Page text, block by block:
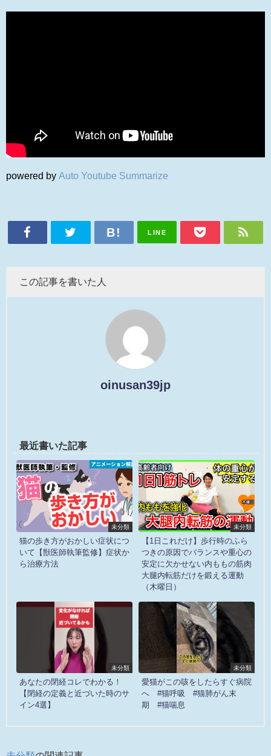
powered by Auto Youtube Summarize
LINE
この記事を書いた人
oinusan39jp
最近書いた記事
未分類
猫の歩き方がおかしい症状につ
いて【獣医師執筆監修】症状か
ら治療方法
未分類
【1日これだけ】歩行時のふら
つきの原因でバランスや重心の
安定に欠かせない内ももの筋肉
大腿内転筋だけを鍛える運動
（木曜日）
未分類
あなたの閉経コレでわかる！
【閉経の定義と近づいた時のサ
イン4選】
未分類
愛猫がこの咳をしたらすぐ病院
へ #猫呼吸 #猫肺がん末
期 #猫喘息